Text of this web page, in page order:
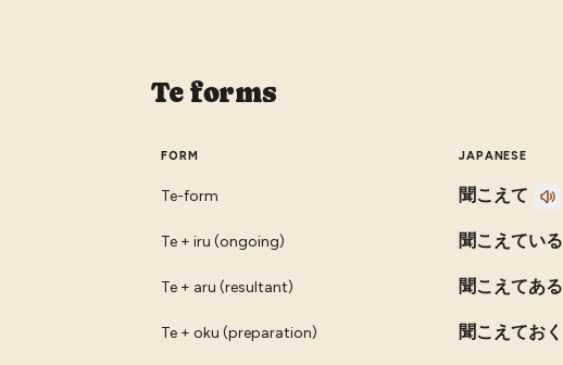
Te forms
FORM JAPANESE
Te-form 聞こえて
Te + iru (ongoing) 聞こえている
Te + aru (resultant) 聞こえてある
Te + oku (preparation) 聞こえておく